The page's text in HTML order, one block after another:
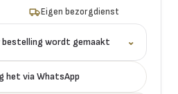
Eigen bezorgdienst
bestelling wordt gemaakt ⌄
het via WhatsApp